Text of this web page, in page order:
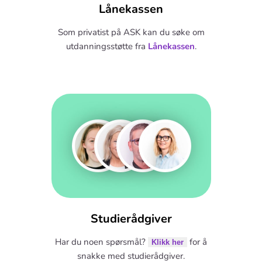
Lånekassen
Som privatist på ASK kan du søke om
utdanningsstøtte fra Lånekassen.
Studierådgiver
Har du noen spørsmål? Klikk her
for å
snakke med studierådgiver.